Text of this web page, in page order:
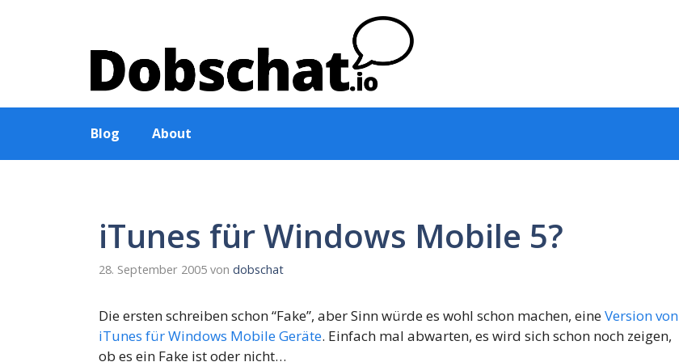
Blog About
iTunes für Windows Mobile 5?
28. September 2005 von dobschat
Die ersten schreiben schon “Fake”, aber Sinn würde es wohl schon machen, eineVersion von
iTunes für Windows Mobile Geräte. Einfach mal abwarten, es wird sich schon noch zeigen,
ob es ein Fake ist oder nicht…